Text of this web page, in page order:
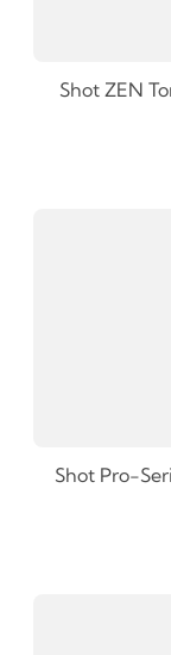
Shot ZEN
Shot Pro-